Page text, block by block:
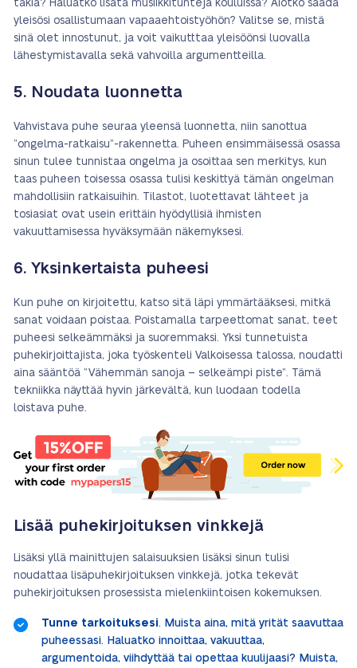
takia? Haluatko lisätä musiikkitunteja kouluissa? Aiotko saada
yleisösi osallistumaan vapaaehtoistyöhön? Valitse se, mistä
sinä olet innostunut, ja voit vaikutttaa yleisöönsi luovalla
lähestymistavalla sekä vahvoilla argumentteilla.
5. Noudata luonnetta
Vahvistava puhe seuraa yleensä luonnetta, niin sanottua
”ongelma-ratkaisu”-rakennetta. Puheen ensimmäisessä osassa
sinun tulee tunnistaa ongelma ja osoittaa sen merkitys, kun
taas puheen toisessa osassa tulisi keskittyä tämän ongelman
mahdollisiin ratkaisuihin. Tilastot, luotettavat lähteet ja
tosiasiat ovat usein erittäin hyödyllisiä ihmisten
vakuuttamisessa hyväksymään näkemyksesi.
6. Yksinkertaista puheesi
Kun puhe on kirjoitettu, katso sitä läpi ymmärtääksesi, mitkä
sanat voidaan poistaa. Poistamalla tarpeettomat sanat, teet
puheesi selkeämmäksi ja suoremmaksi. Yksi tunnetuista
puhekirjoittajista, joka työskenteli Valkoisessa talossa, noudatti
aina sääntöä ”Vähemmän sanoja – selkeämpi piste”. Tämä
tekniikka näyttää hyvin järkevältä, kun luodaan todella
loistava puhe.
Lisää puhekirjoituksen vinkkejä
Lisäksi yllä mainittujen salaisuuksien lisäksi sinun tulisi
noudattaa lisäpuhekirjoituksen vinkkejä, jotka tekevät
puhekirjoituksen prosessista mielenkiintoisen kokemuksen.
Tunne tarkoituksesi. Muista aina, mitä yrität saavuttaa
puheessasi. Haluatko innoittaa, vakuuttaa,
argumentoida, viihdyttää tai opettaa kuulijaasi? Muista,